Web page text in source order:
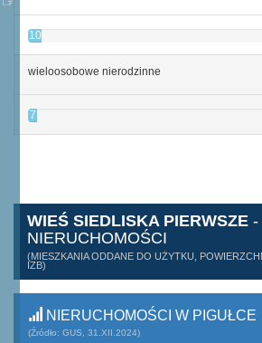
10
wieloosobowe nierodzinne
7
WIEŚ SIEDLISKA PIERWSZE -
NIERUCHOMOŚCI
(MIESZKANIA ODDANE DO UŻYTKU,
IZB)
NIERUCHOMOŚCI W PIGUŁCE
(Źródło: GUS, 31.XII.2024)